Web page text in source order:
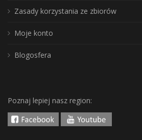
Zasady korzystania ze zbiorów
Moje konto
Blogosfera
Poznaj lepiej nasz region: